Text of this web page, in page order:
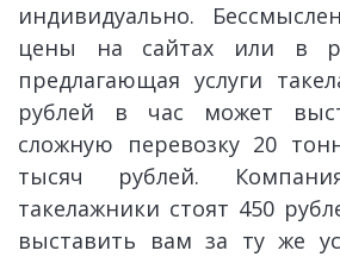
индивидуально.
цены на сайтах или в
предлагающая услуги
рублей в час может
сложную перевозку 20
тысяч рублей.
такелажники стоят 450
выставить вам за ту же